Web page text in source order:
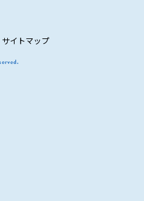
サイトマップ